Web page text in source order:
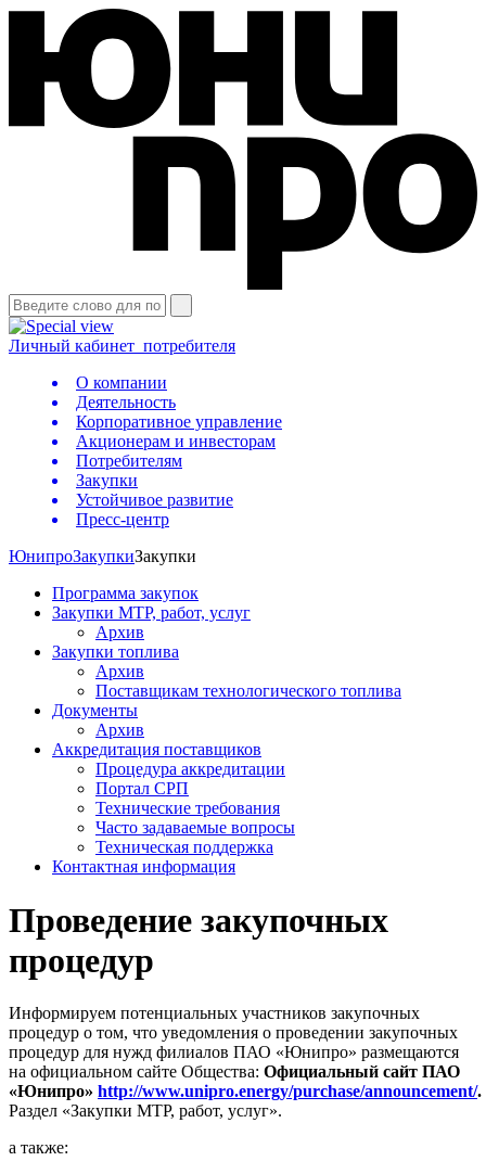
Личный кабинет потребителя
О компании
Деятельность
Корпоративное управление
Акционерам и инвесторам
Потребителям
Закупки
Устойчивое развитие
Пресс-центр
ЮнипроЗакупкиЗакупки
Программа закупок
Закупки МТР, работ, услуг
Архив
Закупки топлива
Архив
Поставщикам технологического топлива
Документы
Архив
Аккредитация поставщиков
Процедура аккредитации
Портал СРП
Технические требования
Часто задаваемые вопросы
Техническая поддержка
Контактная информация
Проведение закупочных
процедур
Информируем потенциальных участников закупочных
процедур о том, что уведомления о проведении закупочных
процедур для нужд филиалов ПАО «Юнипро» размещаются
на официальном сайте Общества: Официальный сайт ПАО
«Юнипро» http://www.unipro.energy/purchase/announcement/.
Раздел «Закупки МТР, работ, услуг».
а также: